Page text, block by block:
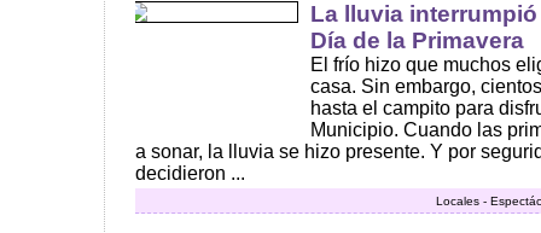
La lluvia
Día de la Primavera
El frío hizo que muchos
casa. Sin embargo,
hasta el campito para
Municipio. Cuando las
a sonar, la lluvia se hizo presente. Y por
decidieron ...
Locales -